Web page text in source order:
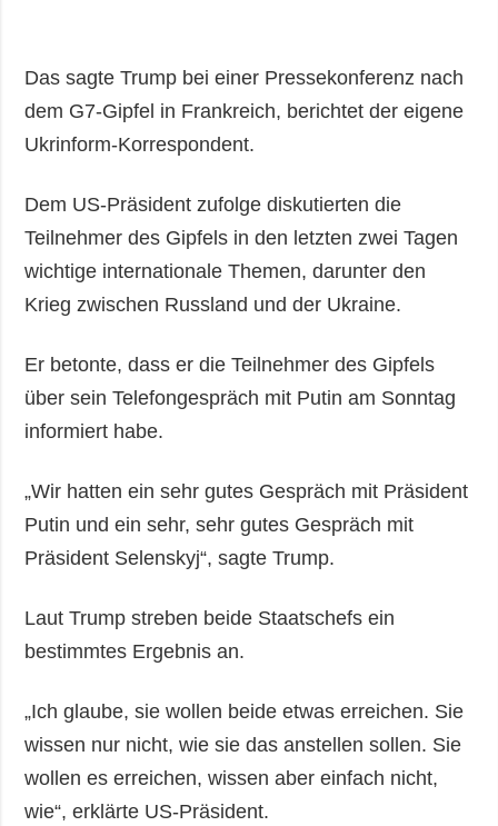
Das sagte Trump bei einer Pressekonferenz nach
dem G7-Gipfel in Frankreich, berichtet der eigene
Ukrinform-Korrespondent.
Dem US-Präsident zufolge diskutierten die
Teilnehmer des Gipfels in den letzten zwei Tagen
wichtige internationale Themen, darunter den
Krieg zwischen Russland und der Ukraine.
Er betonte, dass er die Teilnehmer des Gipfels
über sein Telefongespräch mit Putin am Sonntag
informiert habe.
„Wir hatten ein sehr gutes Gespräch mit Präsident
Putin und ein sehr, sehr gutes Gespräch mit
Präsident Selenskyj“, sagte Trump.
Laut Trump streben beide Staatschefs ein
bestimmtes Ergebnis an.
„Ich glaube, sie wollen beide etwas erreichen. Sie
wissen nur nicht, wie sie das anstellen sollen. Sie
wollen es erreichen, wissen aber einfach nicht,
wie“, erklärte US-Präsident.